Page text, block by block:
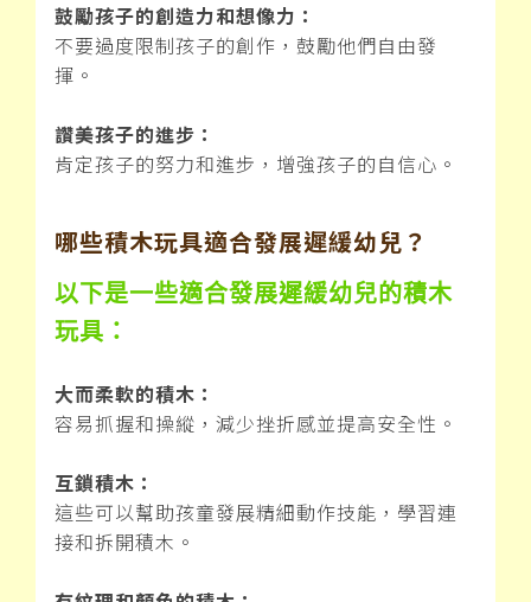
鼓勵孩子的創造力和想像力：
不要過度限制孩子的創作，鼓勵他們自由發
揮。
讚美孩子的進步：
肯定孩子的努力和進步，增強孩子的自信心。
哪些積木玩具適合發展遲緩幼兒？
以下是一些適合發展遲緩幼兒的積木
玩具：
大而柔軟的積木：
容易抓握和操縱，減少挫折感並提高安全性。
互鎖積木：
這些可以幫助孩童發展精細動作技能，學習連
接和拆開積木。